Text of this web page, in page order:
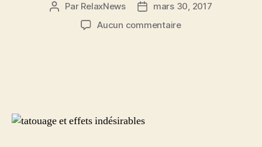
Auteur
l’article
Par RelaxNews
Datemars 30, 2017
Aucun commentairesur